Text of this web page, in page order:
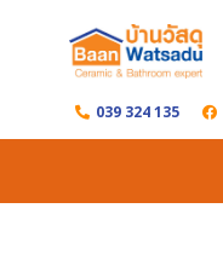
content 039 324 135